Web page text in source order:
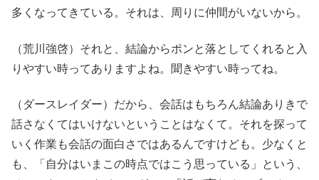
多くなってきている。それは、周りに仲間がいないから。
（荒川強啓）それと、結論からポンと落としてくれると入
りやすい時ってありますよね。聞きやすい時ってね。
（ダースレイダー）だから、会話はもちろん結論ありきで
話さなくてはいけないということはなくて。それを探って
いく作業も会話の面白さではあるんですけども。少なくと
も、「自分はいまこの時点ではこう思っている」という、